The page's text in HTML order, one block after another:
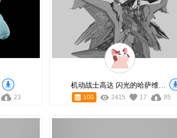
23
机动战士高达 闪光的哈萨维 佩涅罗佩
100 2415 17 85